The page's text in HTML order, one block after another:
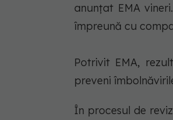
anunţat EMA
împreună cu
Potrivit EMA,
preveni
În procesul de